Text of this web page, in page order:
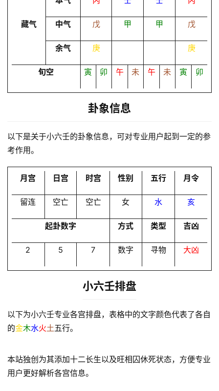
服
务
员
登录 注册
藏气 中气 戊 甲 甲 戊
余气 庚 庚
旬空 寅 卯 午 未 午 未 寅 卯
卦象信息
以下是关于小六壬的卦象信息，可对专业用户起到一定的参
考作用。
月宫 日宫 时宫 性别 五行 月令
留连 空亡 空亡 女 水 亥
起卦数字 方式 类型 吉凶
2 5 7 数字 寻物 大凶
小六壬排盘
以下为小六壬专业各宫排盘，表格中的文字颜色代表了各自
的金木水火土五行。
本站独创为其添加十二长生以及旺相囚休死状态，方便专业
用户更好解析各宫信息。